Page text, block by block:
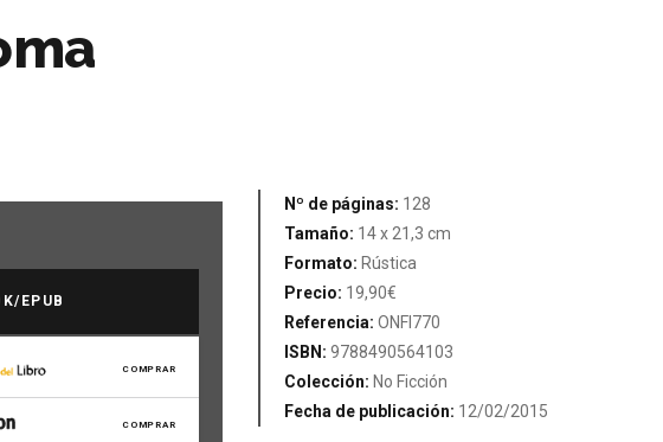
EPUB
COMPRAR
COMPRAR
Nº de páginas: 128
Tamaño: 14 x 21,3 cm
Formato: Rústica
Precio: 19,90€
Referencia:ONFI770
ISBN:9788490564103
Colección: No Ficción
Fecha de publicación: 12/02/2015